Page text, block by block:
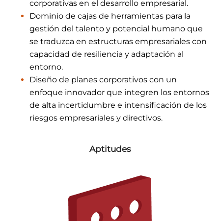
corporativas en el desarrollo empresarial.
Dominio de cajas de herramientas para la
gestión del talento y potencial humano que
se traduzca en estructuras empresariales con
capacidad de resiliencia y adaptación al
entorno.
Diseño de planes corporativos con un
enfoque innovador que integren los entornos
de alta incertidumbre e intensificación de los
riesgos empresariales y directivos.
Aptitudes